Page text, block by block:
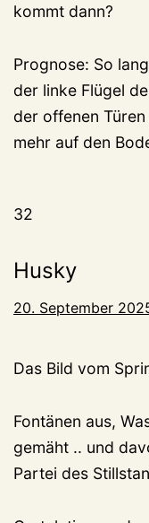
kommt dann?
Prognose: So
der linke Flügel
der offenen
mehr auf den
32
Husky
20. September
Das Bild vom
Fontänen aus,
gemäht .. und
Partei des